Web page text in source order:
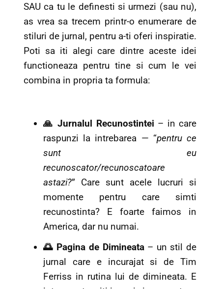
SAU ca tu le definesti si urmezi (sau nu),
as vrea sa trecem printr-o enumerare de
stiluri de jurnal, pentru a-ti oferi inspiratie.
Poti sa iti alegi care dintre aceste idei
functioneaza pentru tine si cum le vei
combina in propria ta formula:
🙏 Jurnalul Recunostintei – in care
raspunzi la intrebarea — “pentru ce
sunt eu
recunoscator/recunoscatoare
astazi?” Care sunt acele lucruri si
momente pentru care simti
recunostinta? E foarte faimos in
America, dar nu numai.
🌅 Pagina de Dimineata– un stil de
jurnal care e incurajat si de Tim
Ferriss in rutina lui de dimineata. E